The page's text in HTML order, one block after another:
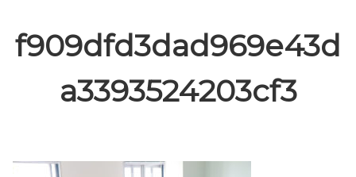
f909dfd3dad969e43d
a3393524203cf3